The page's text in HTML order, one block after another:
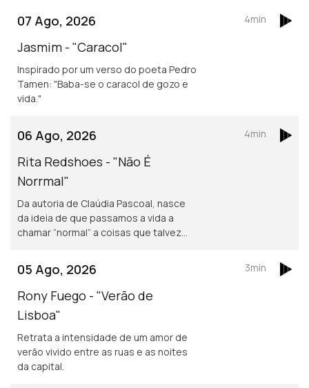
07 Ago, 2026
Jasmim - "Caracol"
Inspirado por um verso do poeta Pedro
Tamen: "Baba-se o caracol de gozo e
vida."
4min
06 Ago, 2026
Rita Redshoes - "Não É
Norrmal"
Da autoria de Claúdia Pascoal, nasce
da ideia de que passamos a vida a
chamar “normal” a coisas que talvez
4min
05 Ago, 2026
Rony Fuego - "Verão de
Lisboa"
Retrata a intensidade de um amor de
verão vivido entre as ruas e as noites
da capital.
3min